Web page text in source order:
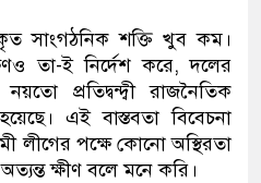
সাংগঠনিক শক্তি খুব কম।
তা-ই নির্দেশ করে, দলের
প্রতিদ্বন্দ্বী রাজনৈতিক
এই বাস্তবতা বিবেচনা
লীগের পক্ষে কোনো অস্থিরতা
অত্যন্ত ক্ষীণ বলে মনে করি।